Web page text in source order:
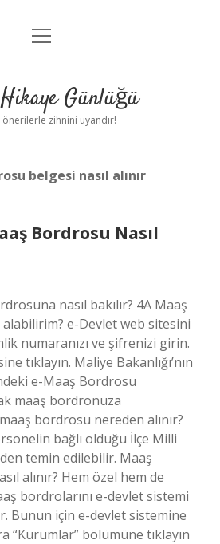
Anasayfa
Yasal Uyarı
menüyü
Günlüğü
önerilerle zihnini uyandır!
belgesi nasıl alınır
Bordrosu Nasıl
nasıl bakılır? 4A Maaş
e-Devlet web sitesini
numaranızı ve şifrenizi girin.
tıklayın. Maliye Bakanlığı’nın
e-Maaş Bordrosu
maaş bordronuza
bordrosu nereden alınır?
bağlı olduğu İlçe Milli
temin edilebilir. Maaş
alınır? Hem özel hem de
bordrolarını e-devlet sistemi
Bunun için e-devlet sistemine
“Kurumlar” bölümüne tıklayın